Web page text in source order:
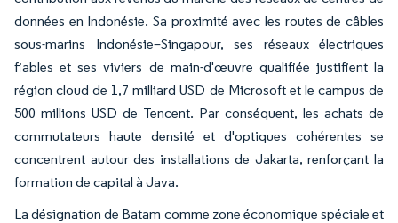
données en Indonésie. Sa proximité avec les routes de câbles
sous-marins Indonésie–Singapour, ses réseaux électriques
fiables et ses viviers de main-d'œuvre qualifiée justifient la
région cloud de 1,7 milliard USD de Microsoft et le campus de
500 millions USD de Tencent. Par conséquent, les achats de
commutateurs haute densité et d'optiques cohérentes se
concentrent autour des installations de Jakarta, renforçant la
formation de capital à Java.
La désignation de Batam comme zone économique spéciale et